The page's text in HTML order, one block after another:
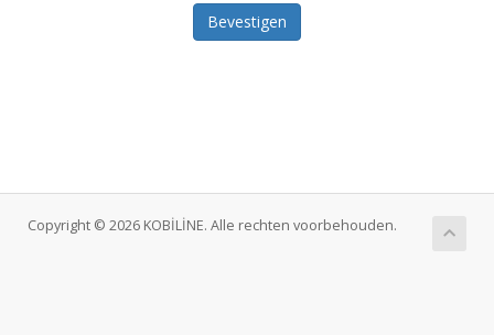
Bevestigen
Copyright © 2026 KOBİLİNE. Alle rechten voorbehouden.